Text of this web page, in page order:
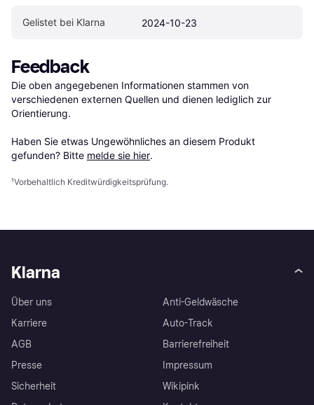
Gelistet bei Klarna 2024-10-23
Feedback
Die oben angegebenen Informationen stammen von
verschiedenen externen Quellen und dienen lediglich zur
Orientierung.
Haben Sie etwas Ungewöhnliches an diesem Produkt
gefunden? Bitte melde sie hier.
¹Vorbehaltlich Kreditwürdigkeitsprüfung.
Klarna
Über uns
Karriere
AGB
Presse
Sicherheit
Anti-Geldwäsche
Auto-Track
Barrierefreiheit
Impressum
Wikipink